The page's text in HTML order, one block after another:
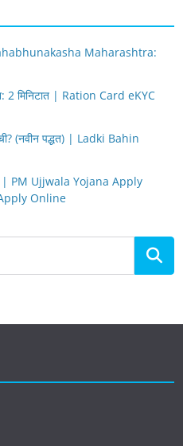
Maharashtra:
2 मिनिटात | Ration Card eKYC
(नवीन पद्धत) | Ladki Bahin
| PM Ujjwala Yojana Apply
Online